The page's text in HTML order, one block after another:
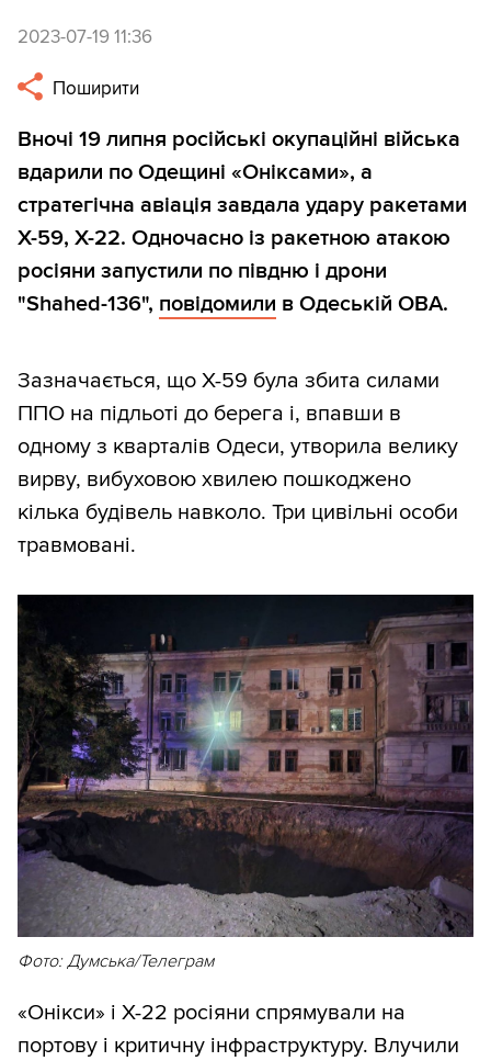
2023-07-19 11:36
Поширити
Вночі 19 липня російські окупаційні війська
вдарили по Одещині «Оніксами», а
стратегічна авіація завдала удару ракетами
Х-59, Х-22. Одночасно із ракетною атакою
росіяни запустили по півдню і дрони
"Shahed-136", повідомили в Одеській ОВА.
Зазначається, що Х-59 була збита силами
ППО на підльоті до берега і, впавши в
одному з кварталів Одеси, утворила велику
вирву, вибуховою хвилею пошкоджено
кілька будівель навколо. Три цивільні особи
травмовані.
Фото: Думська/Телеграм
«Онікси» і Х-22 росіяни спрямували на
портову і критичну інфраструктуру. Влучили